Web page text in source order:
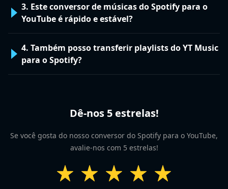
3. Este conversor de músicas do Spotify para o
YouTube é rápido e estável?
4. Também posso transferir playlists do YT Music
para o Spotify?
Dê-nos 5 estrelas!
Se você gosta do nosso conversor do Spotify para o YouTube,
avalie-nos com 5 estrelas!